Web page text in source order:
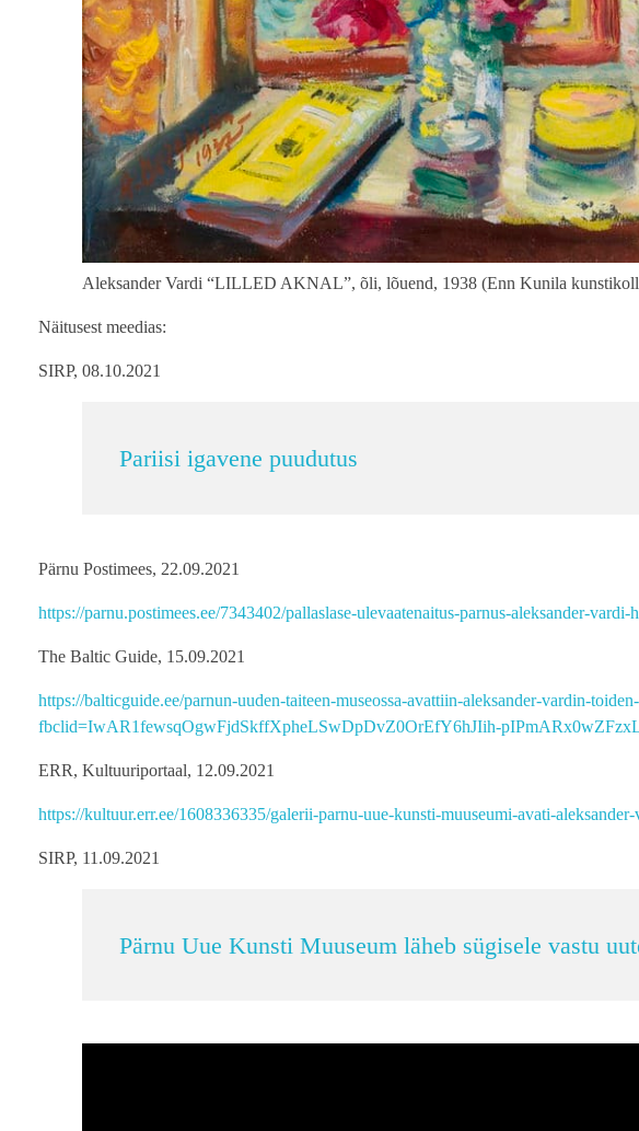
Aleksander Vardi “LILLED AKNAL”, õli, lõuend, 1938 (Enn Kunila
Näitusest meedias:
SIRP, 08.10.2021
Pariisi igavene puudutus
Pärnu Postimees, 22.09.2021
https://parnu.postimees.ee/7343402/pallaslase-ulevaatenaitus-parnus-aleksander-
The Baltic Guide, 15.09.2021
https://balticguide.ee/parnun-uuden-taiteen-museossa-avattiin-aleksander-vardin-
fbclid=IwAR1fewsqOgwFjdSkffXpheLSwDpDvZ0OrEfY6hJIih-
ERR, Kultuuriportaal, 12.09.2021
https://kultuur.err.ee/1608336335/galerii-parnu-uue-kunsti-muuseumi-avati-
SIRP, 11.09.2021
Pärnu Uue Kunsti Muuseum läheb sügisele vastu